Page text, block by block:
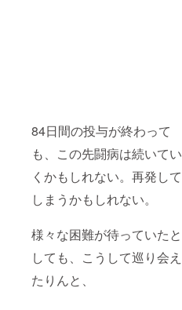
84日間の投与が終わって
も、この先闘病は続いてい
くかもしれない。再発して
しまうかもしれない。
様々な困難が待っていたと
しても、こうして巡り会え
たりんと、